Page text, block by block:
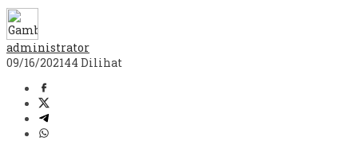
administrator
09/16/202144 Dilihat